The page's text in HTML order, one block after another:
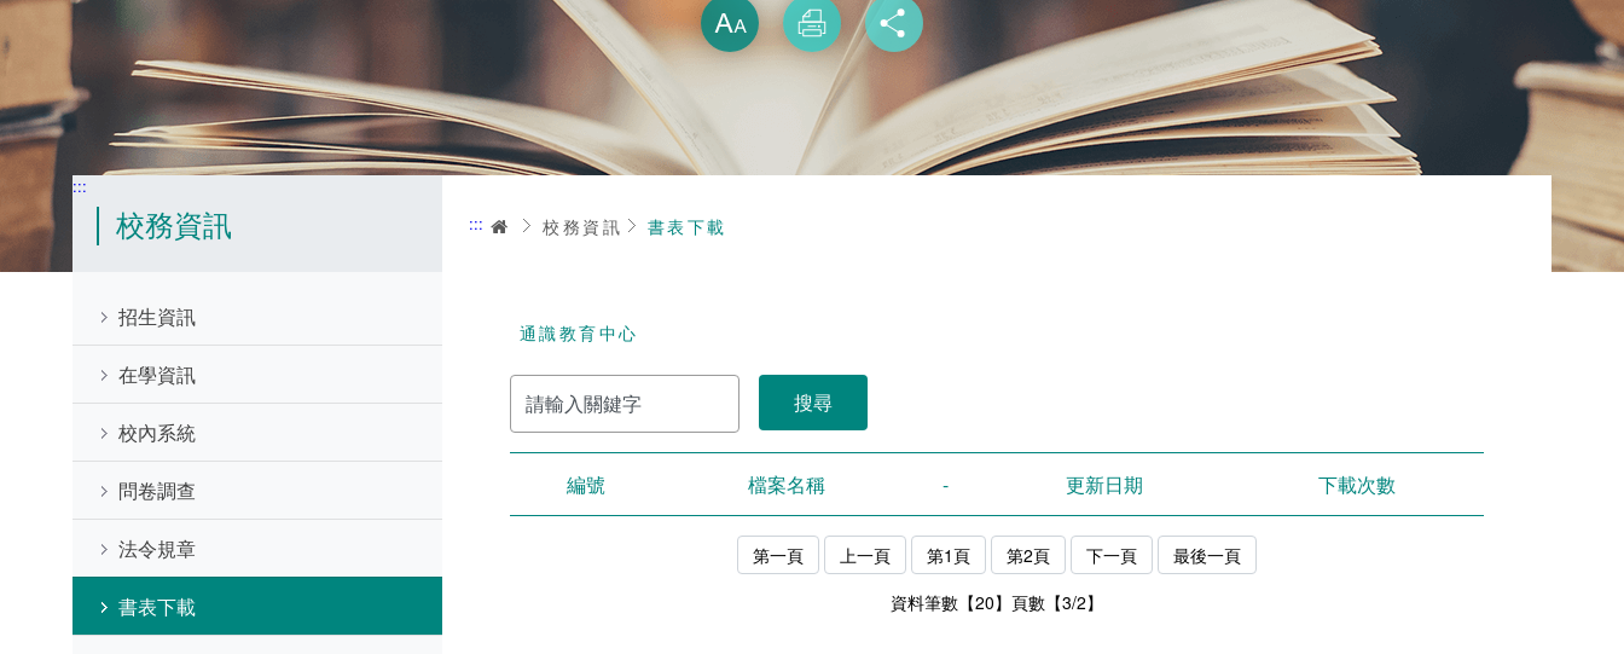
放大
列印
:::
校務資訊
招生資訊
在學資訊
校內系統
問卷調查
法令規章
書表下載
::: 首頁校務資訊 書表下載
通識教育中心
請
輸
入
關
鍵
編號 檔案名稱 - 更新日期 下載次數
第一頁 上一頁 第1頁 第2頁 下一頁
最後一頁
資料筆數【20】頁數【3/2】